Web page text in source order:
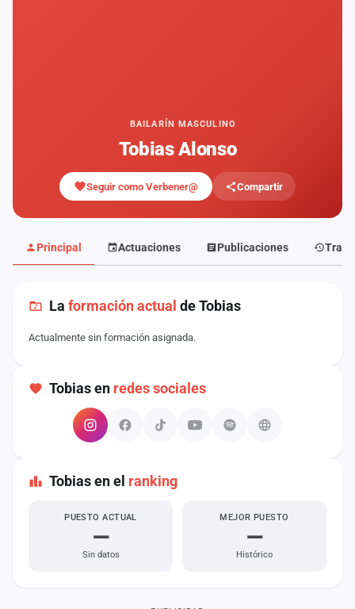
BAILARÍN MASCULINO
Tobias Alonso
Seguir como Verbener@ Compartir
Principal Actuaciones Publicaciones
La formación actual de Tobias
Actualmente sin formación asignada.
Tobias en redes sociales
Tobias en el ranking
PUESTO ACTUAL
—
Sin datos
MEJOR PUESTO
—
Histórico
Rankings
Anuncios
Iniciar